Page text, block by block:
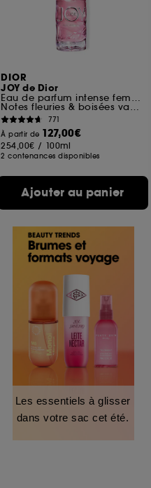
DIOR
JOY de Dior
Eau de parfum intense femme
Notes fleuries & boisées vanillées
771
À partir de 127,00€
254,00€ / 100ml
2 contenances disponibles
Ajouter au panier
Les essentiels à glisser
dans votre sac cet été.